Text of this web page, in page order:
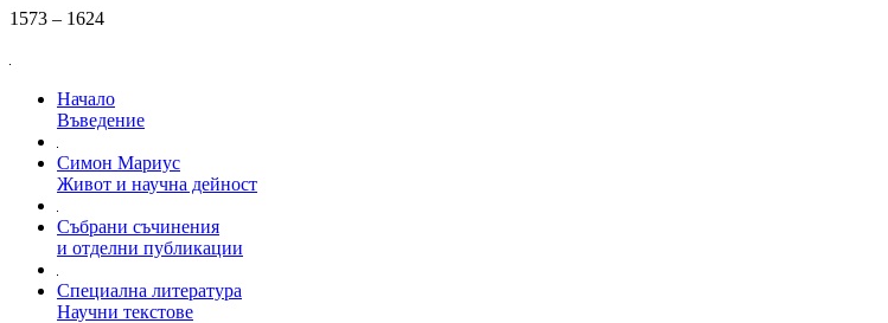
1573 – 1624
Начало
Въведение
Симон Мариус
Живот и научна дейност
Събрани съчинения
и отделни публикации
Специална литература
Научни текстове